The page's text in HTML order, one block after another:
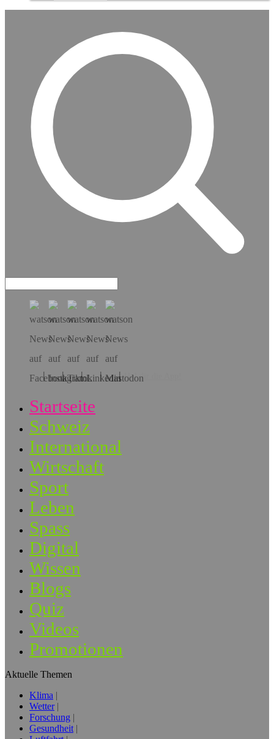
Hol dir die App!
Startseite
Schweiz
International
Wirtschaft
Sport
Leben
Spass
Digital
Wissen
Blogs
Quiz
Videos
Promotionen
Aktuelle Themen
Klima
Wetter
Forschung
Gesundheit